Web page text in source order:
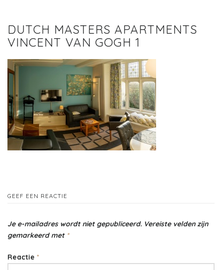
DUTCH MASTERS APARTMENTS
VINCENT VAN GOGH 1
GEEF EEN REACTIE
Je e-mailadres wordt niet gepubliceerd. Vereiste velden zijn
gemarkeerd met *
Reactie *